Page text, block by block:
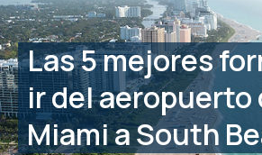
Las 5 mejores
ir del aeropuerto
Miami a South